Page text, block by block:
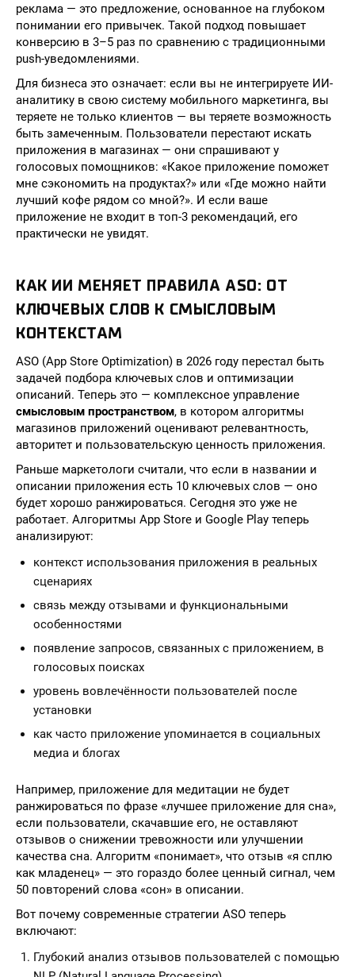
реклама — это предложение, основанное на глубоком
понимании его привычек. Такой подход повышает
конверсию в 3–5 раз по сравнению с традиционными
push-уведомлениями.
Для бизнеса это означает: если вы не интегрируете ИИ-
аналитику в свою систему мобильного маркетинга, вы
теряете не только клиентов — вы теряете возможность
быть замеченным. Пользователи перестают искать
приложения в магазинах — они спрашивают у
голосовых помощников: «Какое приложение поможет
мне сэкономить на продуктах?» или «Где можно найти
лучший кофе рядом со мной?». И если ваше
приложение не входит в топ-3 рекомендаций, его
практически не увидят.
КАК ИИ МЕНЯЕТ ПРАВИЛА ASO: ОТ
КЛЮЧЕВЫХ СЛОВ К СМЫСЛОВЫМ
КОНТЕКСТАМ
ASO (App Store Optimization) в 2026 году перестал быть
задачей подбора ключевых слов и оптимизации
описаний. Теперь это — комплексное управление
смысловым пространством, в котором алгоритмы
магазинов приложений оценивают релевантность,
авторитет и пользовательскую ценность приложения.
Раньше маркетологи считали, что если в названии и
описании приложения есть 10 ключевых слов — оно
будет хорошо ранжироваться. Сегодня это уже не
работает. Алгоритмы App Store и Google Play теперь
анализируют:
контекст использования приложения в реальных
сценариях
связь между отзывами и функциональными
особенностями
появление запросов, связанных с приложением, в
голосовых поисках
уровень вовлечённости пользователей после
установки
как часто приложение упоминается в социальных
медиа и блогах
Например, приложение для медитации не будет
ранжироваться по фразе «лучшее приложение для сна»,
если пользователи, скачавшие его, не оставляют
отзывов о снижении тревожности или улучшении
качества сна. Алгоритм «понимает», что отзыв «я сплю
как младенец» — это гораздо более ценный сигнал, чем
50 повторений слова «сон» в описании.
Вот почему современные стратегии ASO теперь
включают:
Глубокий анализ отзывов пользователей с помощью